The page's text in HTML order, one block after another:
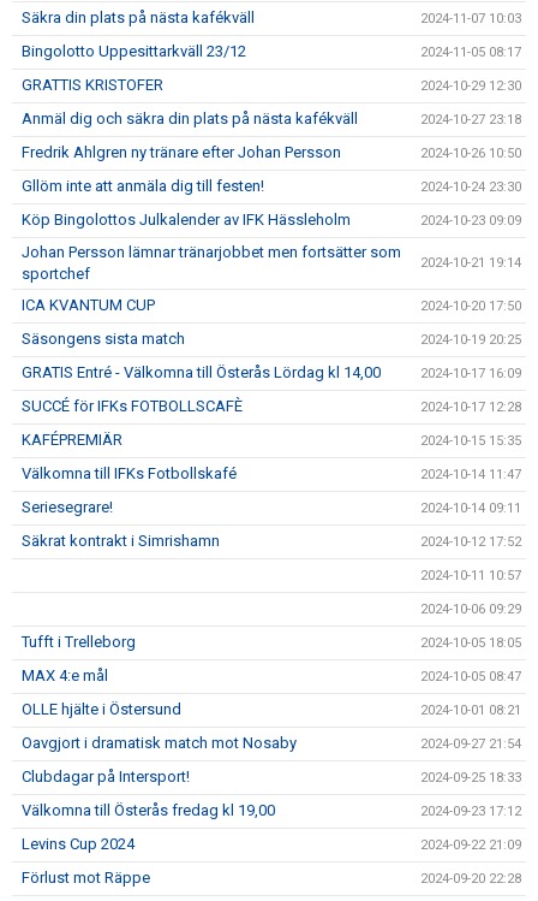
Säkra din plats på nästa kafékväll 2024-11-07 10:03
Bingolotto Uppesittarkväll 23/12 2024-11-05 08:17
GRATTIS KRISTOFER 2024-10-29 12:30
Anmäl dig och säkra din plats på nästa kafékväll 2024-10-27 23:18
Fredrik Ahlgren ny tränare efter Johan Persson 2024-10-26 10:50
Gllöm inte att anmäla dig till festen! 2024-10-24 23:30
Köp Bingolottos Julkalender av IFK Hässleholm 2024-10-23 09:09
Johan Persson lämnar tränarjobbet men fortsätter som
sportchef
2024-10-21 19:14
ICA KVANTUM CUP 2024-10-20 17:50
Säsongens sista match 2024-10-19 20:25
GRATIS Entré - Välkomna till Österås Lördag kl 14,00 2024-10-17 16:09
SUCCÉ för IFKs FOTBOLLSCAFÈ 2024-10-17 12:28
KAFÉPREMIÄR 2024-10-15 15:35
Välkomna till IFKs Fotbollskafé 2024-10-14 11:47
Seriesegrare! 2024-10-14 09:11
Säkrat kontrakt i Simrishamn 2024-10-12 17:52
2024-10-11 10:57
2024-10-06 09:29
Tufft i Trelleborg 2024-10-05 18:05
MAX 4:e mål 2024-10-05 08:47
OLLE hjälte i Östersund 2024-10-01 08:21
Oavgjort i dramatisk match mot Nosaby 2024-09-27 21:54
Clubdagar på Intersport! 2024-09-25 18:33
Välkomna till Österås fredag kl 19,00 2024-09-23 17:12
Levins Cup 2024 2024-09-22 21:09
Förlust mot Räppe 2024-09-20 22:28